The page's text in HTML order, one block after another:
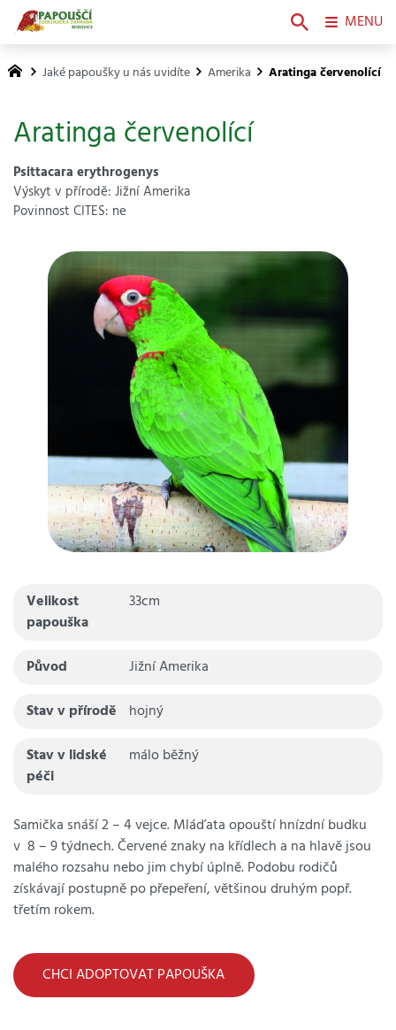
Jaké papoušky u nás uvidíte Amerika Aratinga červenolící
Aratinga červenolící
Psittacara erythrogenys
Výskyt v přírodě: Jižní Amerika
Povinnost CITES: ne
CHCI ADOPTOVAT PAPOUŠKA
Velikost
papouška
33cm
Původ
Jižní Amerika
Stav v přírodě
hojný
Stav v lidské
péči
málo běžný
Samička snáší 2 – 4 vejce. Mláďata opouští hnízdní budku
v 8 – 9 týdnech. Červené znaky na křídlech a na hlavě jsou
malého rozsahu nebo jim chybí úplně. Podobu rodičů
získávají postupně po přepeření, většinou druhým popř.
třetím rokem.
MENU